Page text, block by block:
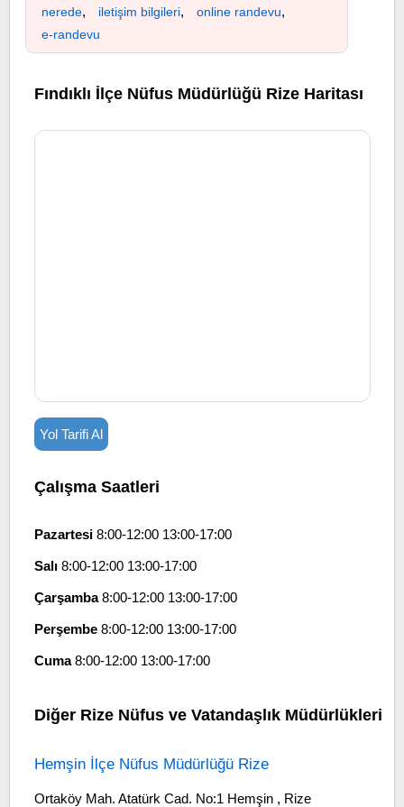
nerede, iletişim bilgileri, online randevu,
e-randevu
Fındıklı İlçe Nüfus Müdürlüğü Rize Haritası
Yol Tarifi Al
Çalışma Saatleri
Pazartesi8:00-12:00 13:00-17:00
Salı8:00-12:00 13:00-17:00
Çarşamba8:00-12:00 13:00-17:00
Perşembe8:00-12:00 13:00-17:00
Cuma8:00-12:00 13:00-17:00
Diğer Rize Nüfus ve Vatandaşlık Müdürlükleri
Hemşin İlçe Nüfus Müdürlüğü Rize
Ortaköy Mah. Atatürk Cad. No:1 Hemşin , Rize